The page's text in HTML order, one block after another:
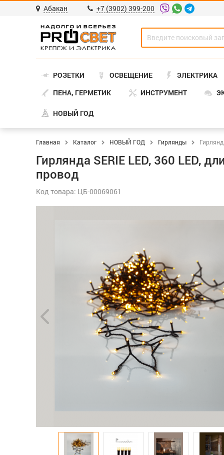
Абакан +7 (3902) 399-200
РОЗЕТКИ ОСВЕЩЕНИЕ ЭЛЕКТРИКА
ПЕНА, ГЕРМЕТИК
ИНСТРУМЕНТ
НОВЫЙ ГОД
Главная Каталог НОВЫЙ ГОД Гирлянды
Гирлянда SERIE LED, 360 LED,
провод
Код товара: ЦБ-00069061